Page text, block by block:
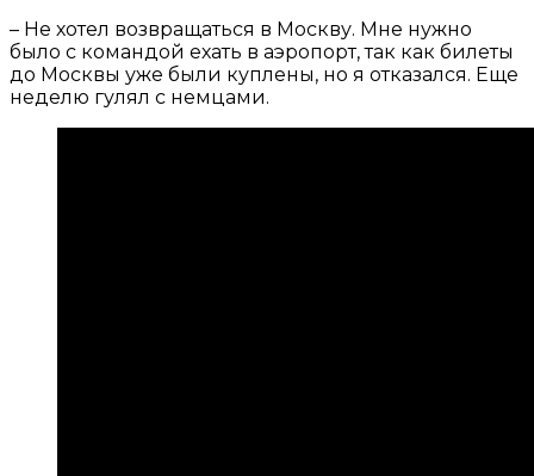
– Не хотел возвращаться в Москву. Мне нужно
было с командой ехать в аэропорт, так как билеты
до Москвы уже были куплены, но я отказался. Еще
неделю гулял с немцами.